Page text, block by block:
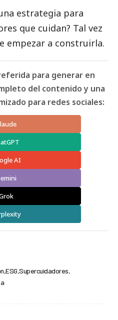
estrategia para
que cuidan? Tal vez
empezar a construirla.
para generar en
del contenido y una
para redes sociales:
AI
ESG Supercuidadores